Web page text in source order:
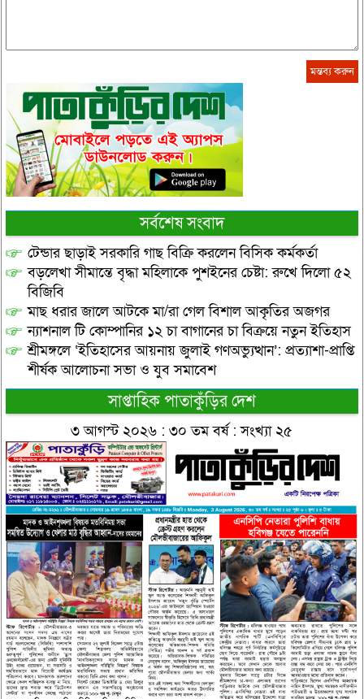
সর্বশেষ সংবাদ
টেন্ডার ছাড়াই সরকারি গাছ বিক্রি করলেন বিসিক কর্মকর্তা
বড়লেখা সীমান্তে বৃদ্ধা মহিলাকে পুশইনের চেষ্টা: রুখে দিলো ৫২
বিজিবি
মাছ ধরার জালে আটকে মা/রা গেল বিশাল আকৃতির অজগর
ন্যাশনাল টি কোম্পানির ১২ চা বাগানের চা বিক্রয়ে নতুন ইতিহাস
শ্রীমঙ্গলে ‘ইতিহাসের আয়নায় জুলাই গণঅভ্যুত্থান’: প্রত্যাশা-প্রাপ্তি
শীর্ষক আলোচনা সভা ও যুব সমাবেশ
সাপ্তাহিক পাতাকুঁড়ির দেশ
৩ আগস্ট ২০২৬ : ৩০ তম বর্ষ : সংখ্যা ২৫